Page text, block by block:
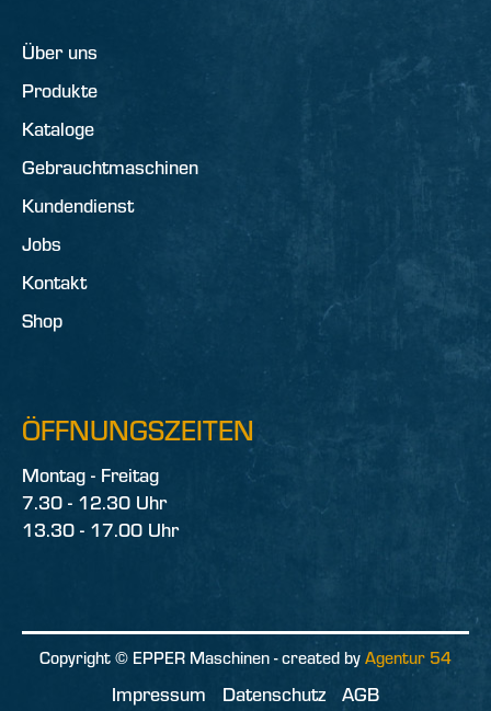
Über uns
Produkte
Kataloge
Gebrauchtmaschinen
Kundendienst
Jobs
Kontakt
Shop
ÖFFNUNGSZEITEN
Montag - Freitag
7.30 - 12.30 Uhr
13.30 - 17.00 Uhr
Copyright © EPPER Maschinen - created by Agentur 54
Impressum Datenschutz AGB